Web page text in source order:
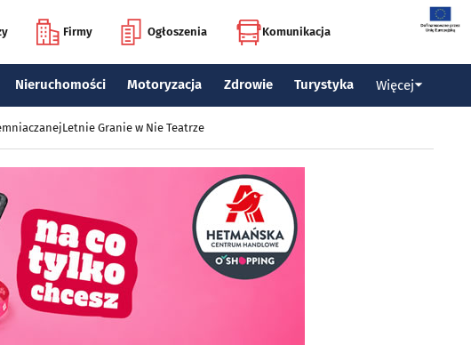
Firmy Ogłoszenia Komunikacja
Nieruchomości Motoryzacja Zdrowie Turystyka Więcej
Letnie Granie w Nie Teatrze